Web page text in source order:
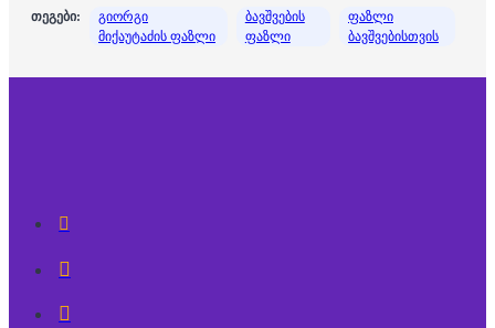
თეგები:
გიორგი
მიქაუტაძის ფაზლი
ბავშვების
ფაზლი
ფაზლი
ბავშვებისთვის